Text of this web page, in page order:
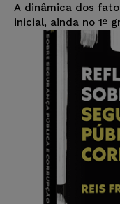
A dinâmica dos
inicial, ainda no 1º